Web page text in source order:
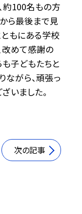
約100名もの方
ら最後まで見
ともにある学校
改めて感謝の
も子どもたちと
ながら、頑張っ
いました。
次の記事